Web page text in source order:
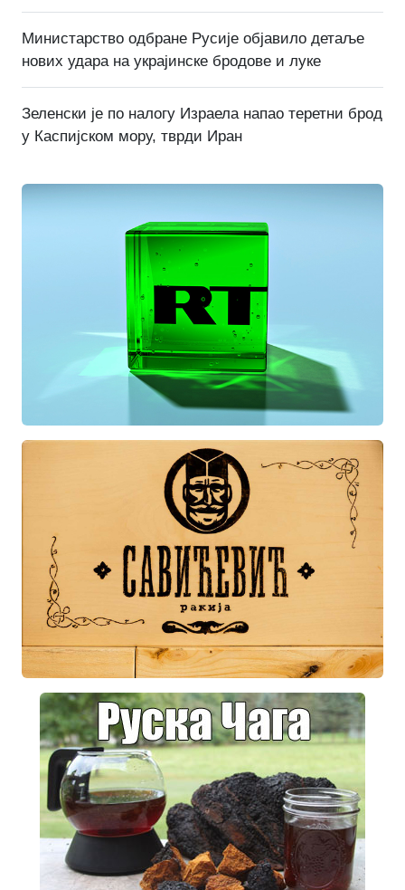
Министарство одбране Русије објавило детаље
нових удара на украјинске бродове и луке
Зеленски је по налогу Израела напао теретни брод
у Каспијском мору, тврди Иран